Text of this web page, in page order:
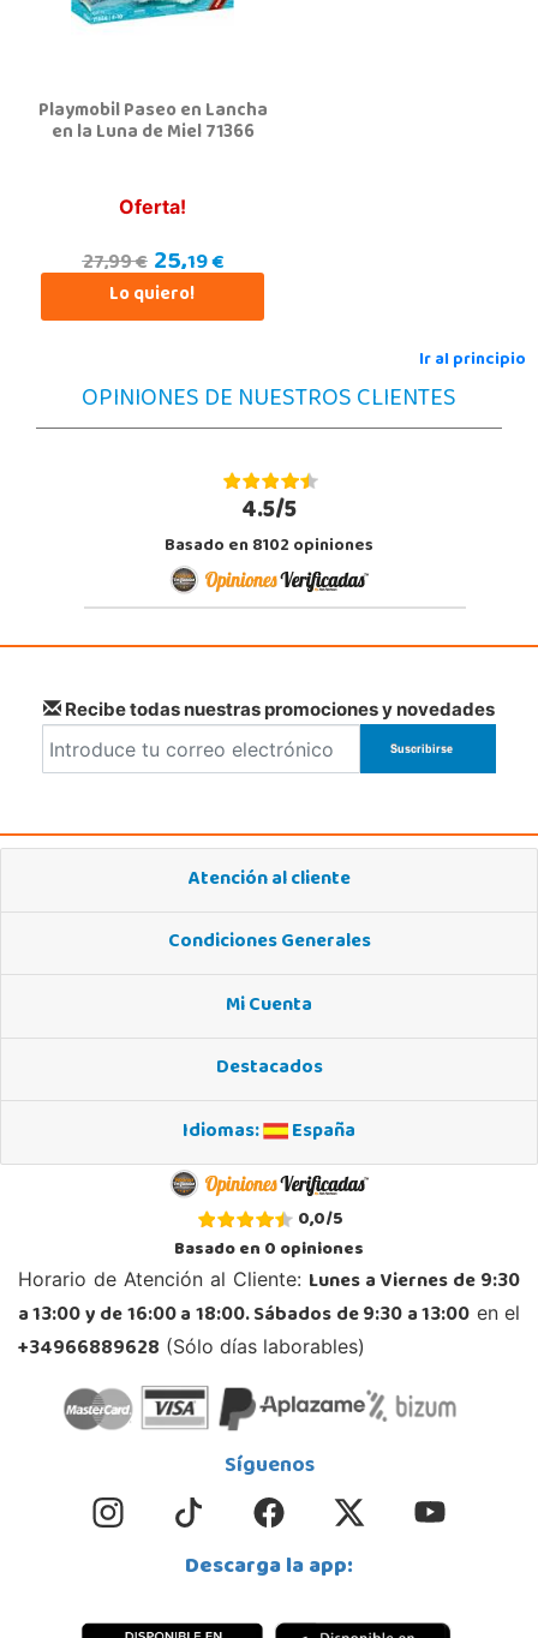
Playmobil Paseo en Lancha
en la Luna de Miel 71366
Oferta!
27,99 €25,19 €
Lo quiero!
Ir al principio
OPINIONES DE NUESTROS CLIENTES
4.5/5
Basado en 8102 opiniones
Recibe todas nuestras promociones y novedades
Atención al cliente
Condiciones Generales
Mi Cuenta
Destacados
Idiomas:
España
0,0/5
Basado en0opiniones
Horario de Atención al Cliente: Lunes a Viernes de 9:30
a 13:00 y de 16:00 a 18:00. Sábados de 9:30 a 13:00 en el
+34966889628 (Sólo días laborables)
Síguenos
Descarga la app: